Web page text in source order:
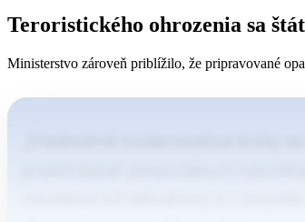
Teroristického ohrozenia sa
Ministerstvo zároveň priblížilo, že pripravované
narušenie infraštruktúry a v